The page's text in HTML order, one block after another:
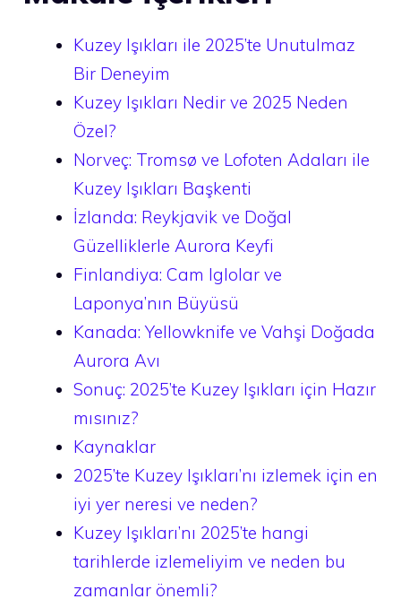
Kuzey Işıkları ile 2025’te Unutulmaz
Bir Deneyim
Kuzey Işıkları Nedir ve 2025 Neden
Özel?
Norveç: Tromsø ve Lofoten Adaları ile
Kuzey Işıkları Başkenti
İzlanda: Reykjavik ve Doğal
Güzelliklerle Aurora Keyfi
Finlandiya: Cam Iglolar ve
Laponya’nın Büyüsü
Kanada: Yellowknife ve Vahşi Doğada
Aurora Avı
Sonuç: 2025’te Kuzey Işıkları için Hazır
mısınız?
Kaynaklar
2025’te Kuzey Işıkları’nı izlemek için en
iyi yer neresi ve neden?
Kuzey Işıkları’nı 2025’te hangi
tarihlerde izlemeliyim ve neden bu
zamanlar önemli?